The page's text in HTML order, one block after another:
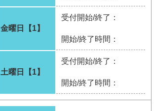
金曜日【1】
受付開始/終了：
開始/終了時間：
土曜日【1】
受付開始/終了：
開始/終了時間：